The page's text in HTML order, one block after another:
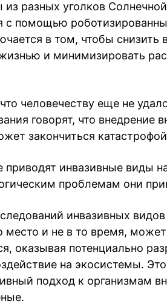
разных уголков
с помощью
в том, чтобы снизить
и минимизировать
человечеству еще не
говорят, что
закончиться
приводят инвазивные виды
проблемам они
инвазивных
место и не в то время,
оказывая потенциально
на экосистемы.
подход к организмам